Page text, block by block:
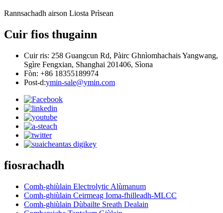
Rannsachadh airson Liosta Prìsean
Cuir fios thugainn
Cuir ris: 258 Guangcun Rd, Pàirc Ghnìomhachais Yangwang,
Sgìre Fengxian, Shanghai 201406, Sìona
Fòn: +86 18355189974
Post-d:ymin-sale@ymin.com
fiosrachadh
Comh-ghiùlain Electrolytic Alùmanum
Comh-ghiùlain Ceirmeag Ioma-fhilleadh-MLCC
Comh-ghiùlain Dùbailte Sreath Dealain